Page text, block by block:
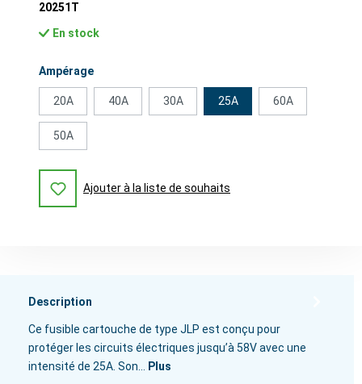
20251T
En stock
Sélectionnez
Ampérage
20A 40A 30A 25A 60A
50A
Ajouter à la liste de souhaits
Description
Ce fusible cartouche de type JLP est conçu pour
protéger les circuits électriques jusqu’à 58V avec une
intensité de 25A. Son…
Plus